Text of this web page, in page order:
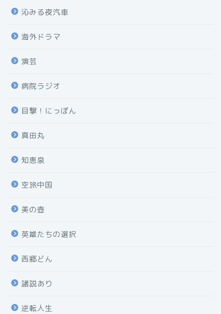
沁みる夜汽車
海外ドラマ
演芸
病院ラジオ
目撃！にっぽん
真田丸
知恵泉
空旅中国
美の壺
英雄たちの選択
西郷どん
諸説あり
逆転人生